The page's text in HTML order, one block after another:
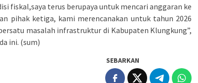
fiskal,saya terus berupaya untuk mencari anggaran ke
pihak ketiga, kami merencanakan untuk tahun 2026
masalah infrastruktur di Kabupaten Klungkung”,
ini. (sum)
SEBARKAN